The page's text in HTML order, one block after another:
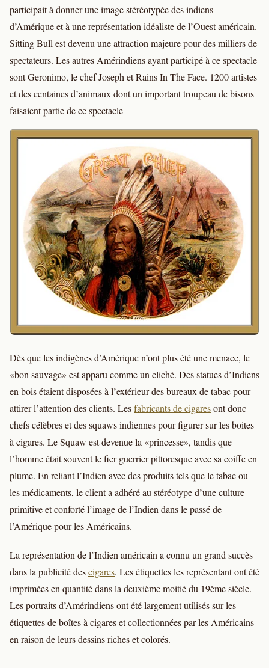
participait à donner une image stéréotypée des indiens
d’Amérique et à une représentation idéaliste de l’Ouest américain.
Sitting Bull est devenu une attraction majeure pour des milliers de
spectateurs. Les autres Amérindiens ayant participé à ce spectacle
sont Geronimo, le chef Joseph et Rains In The Face. 1200 artistes
et des centaines d’animaux dont un important troupeau de bisons
faisaient partie de ce spectacle
Dès que les indigènes d’Amérique n’ont plus été une menace, le
«bon sauvage» est apparu comme un cliché. Des statues d’Indiens
en bois étaient disposées à l’extérieur des bureaux de tabac pour
attirer l’attention des clients. Lesfabricants de cigaresont donc
chefs célèbres et des squaws indiennes pour figurer sur les boites
à cigares. Le Squaw est devenue la «princesse», tandis que
l’homme était souvent le fier guerrier pittoresque avec sa coiffe en
plume. En reliant l’Indien avec des produits tels que le tabac ou
les médicaments, le client a adhéré au stéréotype d’une culture
primitive et conforté l’image de l’Indien dans le passé de
l’Amérique pour les Américains.
La représentation de l’Indien américain a connu un grand succès
dans la publicité descigares. Les étiquettes les représentant ont été
imprimées en quantité dans la deuxième moitié du 19ème siècle.
Les portraits d’Amérindiens ont été largement utilisés sur les
étiquettes de boîtes à cigares et collectionnées par les Américains
en raison de leurs dessins riches et colorés.